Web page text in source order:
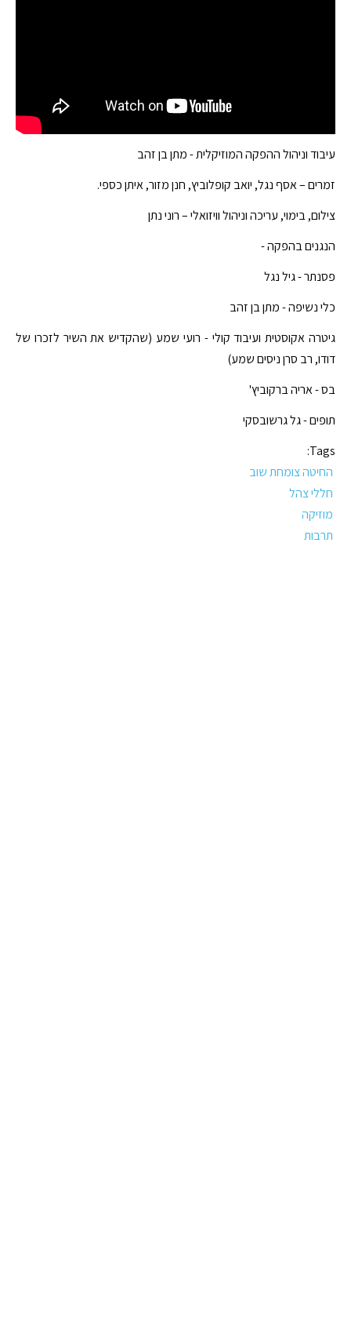
עיבוד וניהול ההפקה המוזיקלית - מתן בן זהב
זמרים – אסף נגל, יואב קופלוביץ, חנן מזור, איתן כספי.
צילום, בימוי, עריכה וניהול וויזואלי – רוני נתן
הנגנים בהפקה -
פסנתר - גיל נגל
כלי נשיפה - מתן בן זהב
גיטרה אקוסטית ועיבוד קולי - רועי שמע (שהקדיש את השיר לזכרו של
דודו, רב סרן ניסים שמע)
בס - אריה ברקוביץ'
תופים - גל גרשובסקי
Tags:
החיטה צומחת שוב
חללי צהל
מוזיקה
תרבות